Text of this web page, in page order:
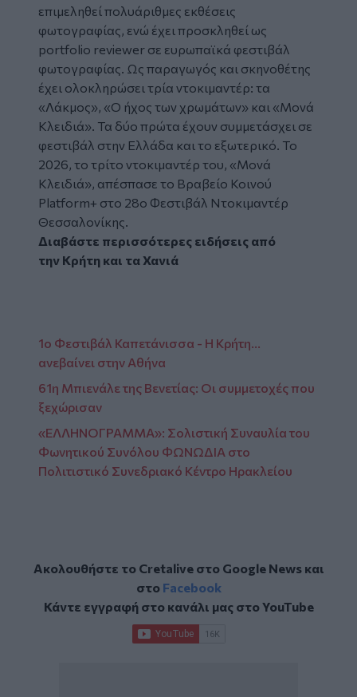
επιμεληθεί πολυάριθμες εκθέσεις
φωτογραφίας, ενώ έχει προσκληθεί ως
portfolio reviewer σε ευρωπαϊκά φεστιβάλ
φωτογραφίας. Ως παραγωγός και σκηνοθέτης
έχει ολοκληρώσει τρία ντοκιμαντέρ: τα
«Λάκμος», «Ο ήχος των χρωμάτων» και «Μονά
Κλειδιά». Τα δύο πρώτα έχουν συμμετάσχει σε
φεστιβάλ στην Ελλάδα και το εξωτερικό. Το
2026, το τρίτο ντοκιμαντέρ του, «Μονά
Κλειδιά», απέσπασε το Βραβείο Κοινού
Platform+ στο 28ο Φεστιβάλ Ντοκιμαντέρ
Θεσσαλονίκης.
Διαβάστε περισσότερες ειδήσεις από
την Κρήτη και τα Χανιά
1ο Φεστιβάλ Καπετάνισσα - Η Κρήτη...
ανεβαίνει στην Αθήνα
61η Μπιενάλε της Βενετίας: Οι συμμετοχές που
ξεχώρισαν
«ΕΛΛΗΝΟΓΡΑΜΜΑ»: Σολιστική Συναυλία του
Φωνητικού Συνόλου ΦΩΝΩΔΙΑ στο
Πολιτιστικό Συνεδριακό Κέντρο Ηρακλείου
Ακολουθήστε το Cretalive στο Google Newsκαι
στο Facebook
Κάντε εγγραφή στο κανάλι μας στοYouTube